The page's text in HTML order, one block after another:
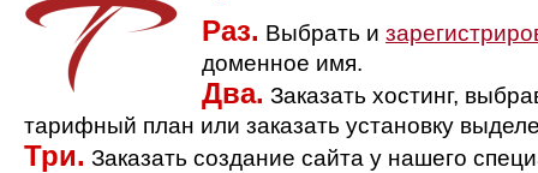
Раз. Выбрать и
доменное имя.
Два. Заказать хостинг,
тарифный план или заказать установку
Три. Заказать создание сайта у нашего